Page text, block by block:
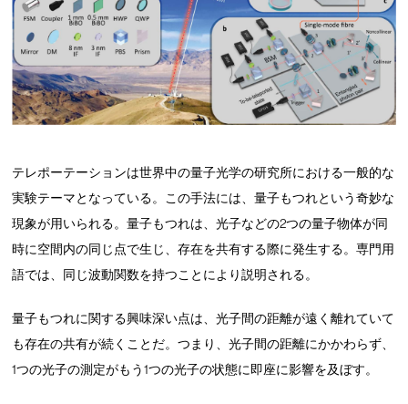
テレポーテーションは世界中の量子光学の研究所における一般的な
実験テーマとなっている。この手法には、量子もつれという奇妙な
現象が用いられる。量子もつれは、光子などの2つの量子物体が同
時に空間内の同じ点で生じ、存在を共有する際に発生する。専門用
語では、同じ波動関数を持つことにより説明される。
量子もつれに関する興味深い点は、光子間の距離が遠く離れていて
も存在の共有が続くことだ。つまり、光子間の距離にかかわらず、
1つの光子の測定がもう1つの光子の状態に即座に影響を及ぼす。